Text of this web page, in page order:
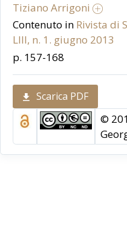
Tiziano Arrigoni
Contenuto in Rivista di
LIII, n. 1. giugno 2013
p. 157-168
Scarica PDF
©